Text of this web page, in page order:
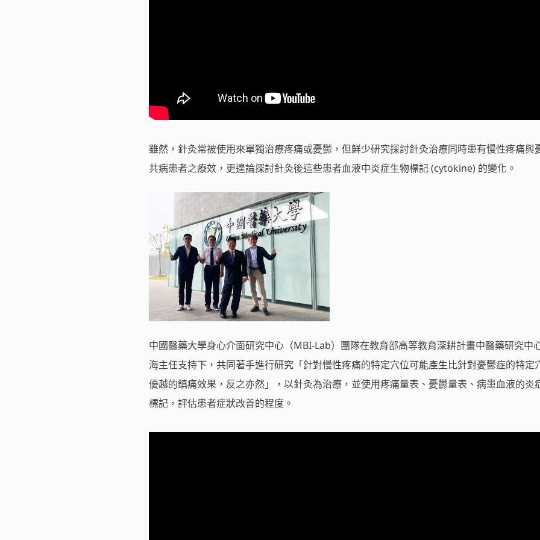
雖然，針灸常被使用來單獨治療疼痛或憂鬱，但鮮少研究探討針灸治療同時患有慢性疼痛與
共病患者之療效，更遑論探討針灸後這些患者血液中炎症生物標記 (cytokine) 的變化。
中國醫藥大學身心介面研究中心（MBI-Lab）團隊在教育部高等教育深耕計畫中醫藥研究中
海主任支持下，共同著手進行研究「針對慢性疼痛的特定穴位可能產生比針對憂鬱症的特定
優越的鎮痛效果，反之亦然」，以針灸為治療，並使用疼痛量表、憂鬱量表、病患血液的炎
標記，評估患者症狀改善的程度。